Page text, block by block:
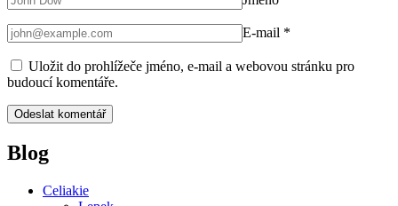
E-mail *
Uložit do prohlížeče jméno, e-mail a webovou stránku pro
budoucí komentáře.
Blog
Celiakie